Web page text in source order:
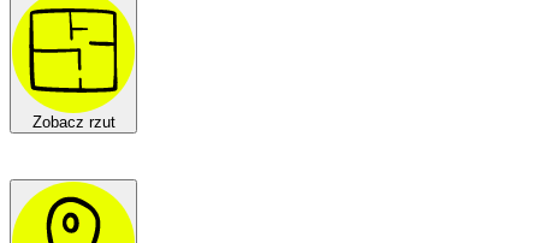
Zobacz rzut